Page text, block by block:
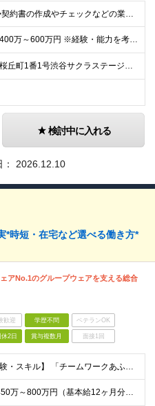
◆学歴不問 ◆契約書の作成やチェックなどの業務経験（経験業界は問いません）、 または、法律にかかわる業務経験 ◆OUTLOOKメール、Officeアプリケーションの基本操作可能 ◆出版業界で働くこと
【想定年収】400万～600万円 ※経験・能力を考慮の上、年齢に関わりなく当社規定により優遇します。 入社後、さらに能力・実績に応じて加味いたします。 ※試用期間はございません。
東京都渋谷区桜丘町1番1号渋谷サクラステージSHIBUYAタワー （変更の範囲）上記勤務地又は会社が認めた場合は自宅若しくはこれに準ずる場所
検討中に入れる
2026.12.10
*時短・在宅など選べる働き方*
アNo.1のグループウェアを支える総合
歓迎 学歴不問 ベテランOK
2日 賞与複数月 面接1回
【歓迎する経験・スキル】 「チームワークあふれる社会を創る」という企業理念への共感 およびサイボウズ製品への興味関心をお持ちの方
■想定年収：450万～800万円（基本給12ヶ月分＋賞与2ヶ月分） ※上記想定年収はフルタイムの働き方を想定しています。 それ以外の働き方（勤務日数、時短、固定残業時間数の変更など）の場合 上記想